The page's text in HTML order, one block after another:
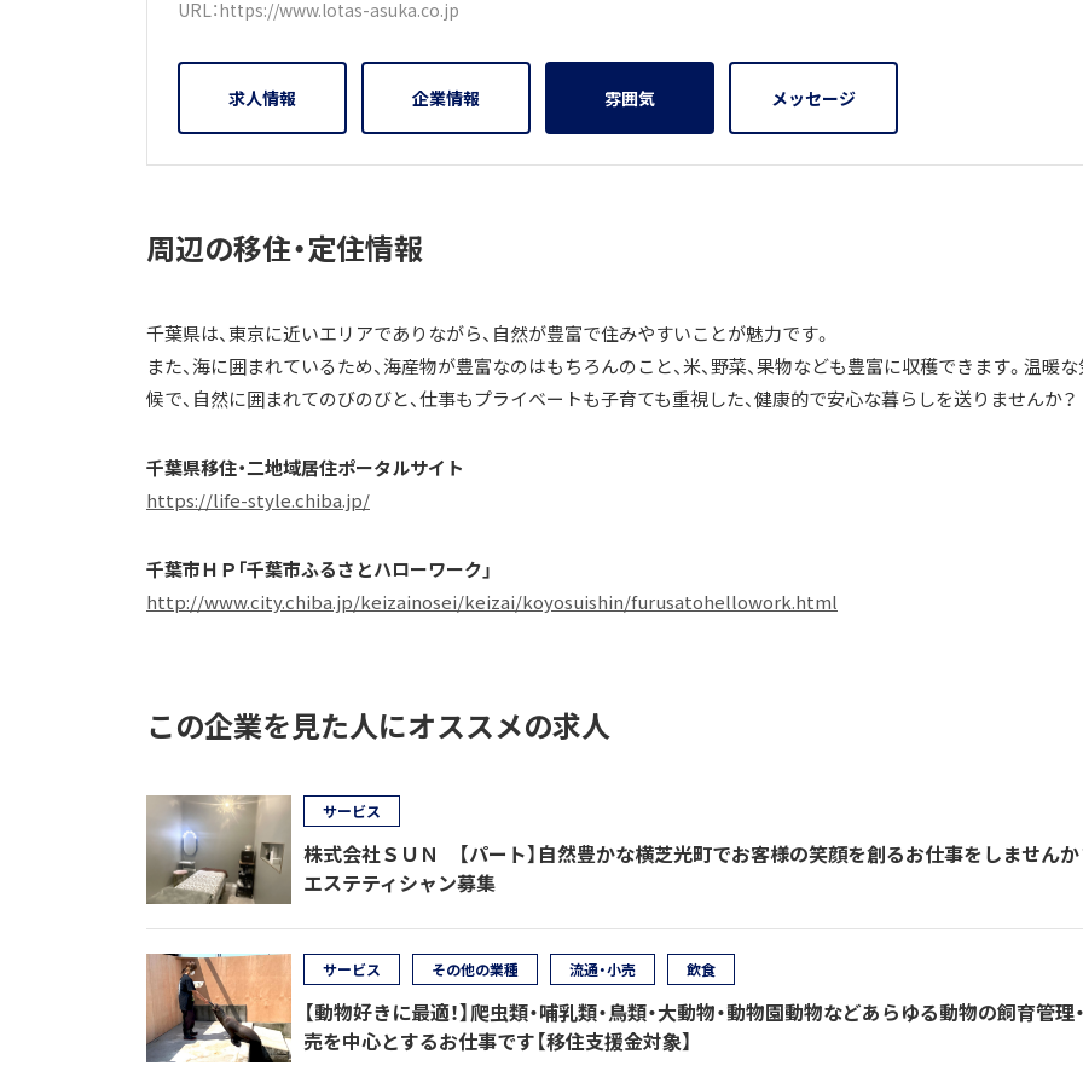
URL：https://www.lotas-asuka.co.jp
求人情報 企業情報 雰囲気 メッセージ
周辺の移住・定住情報
千葉県は、東京に近いエリアでありながら、自然が豊富で住みやすいことが魅力です。
また、海に囲まれているため、海産物が豊富なのはもちろんのこと、米、野菜、果物なども豊富に収穫できます。温暖
候で、自然に囲まれてのびのびと、仕事もプライベートも子育ても重視した、健康的で安心な暮らしを送りませんか？
千葉県移住・二地域居住ポータルサイト
https://life-style.chiba.jp/
千葉市ＨＰ「千葉市ふるさとハローワーク」
http://www.city.chiba.jp/keizainosei/keizai/koyosuishin/furusatohellowork.html
この企業を見た人にオススメの求人
株式会社ＳＵＮ 【パート】自然豊かな横芝光町でお客様の笑顔を創るお仕事をしませんか
エステティシャン募集
サービス
【動物好きに最適！】爬虫類・哺乳類・鳥類・大動物・動物園動物などあらゆる動物の飼育管理
売を中心とするお仕事です【移住支援金対象】
サービス その他の業種 流通・小売 飲食